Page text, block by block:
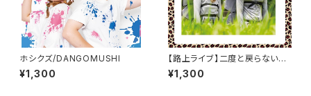
ホシクズ/DANGOMUSHI
¥1,300
【路上ライブ】二度と戻らない恋
なのに/DANGOMUSHI
¥1,300